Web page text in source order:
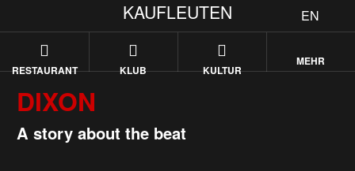
EN
KAUFLEUTEN
RESTAURANT KLUB KULTUR
MEHR
DIXON
A story about the beat